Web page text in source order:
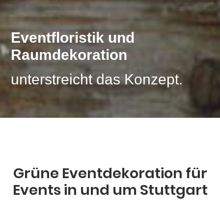
Eventfloristik und
Raumdekoration
unterstreicht das Konzept.
Grüne Eventdekoration für
Events in und um Stuttgart